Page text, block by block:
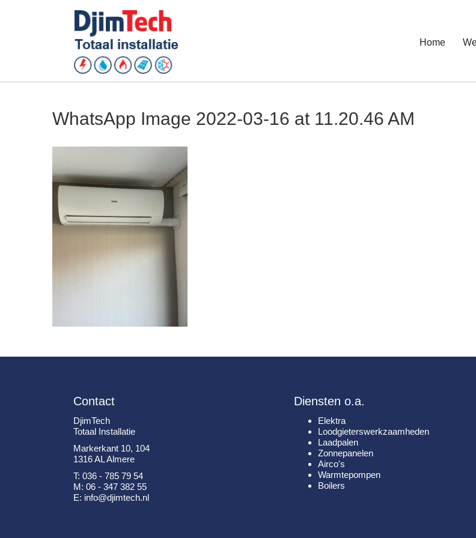
Home
WhatsApp Image 2022-03-16 at 11.20.46 AM
Contact
DjimTech
Totaal Installatie
Markerkant 10, 104
1316 AL Almere
T: 036 - 785 79 54
M: 06 - 347 382 55
E: info@djimtech.nl
Diensten o.a.
Elektra
Loodgieterswerkzaamheden
Laadpalen
Zonnepanelen
Airco's
Warmtepompen
Boilers